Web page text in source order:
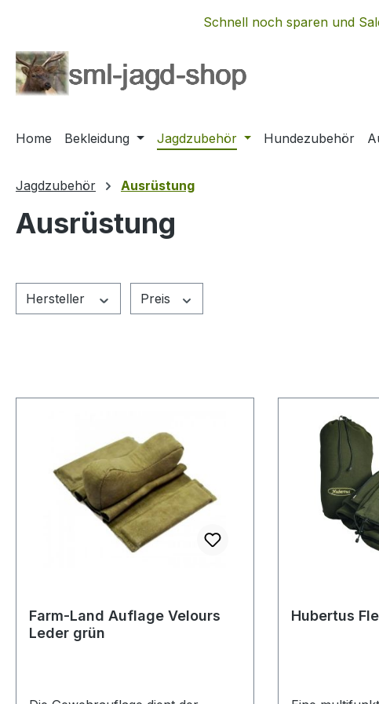
Zur Hauptnavigation springenSchnell noch sparen und
Home Bekleidung Jagdzubehör Hundezubehör
Jagdzubehör Ausrüstung
Ausrüstung
Hersteller Preis
Farm-Land Auflage Velours
Leder grün
Hubertus